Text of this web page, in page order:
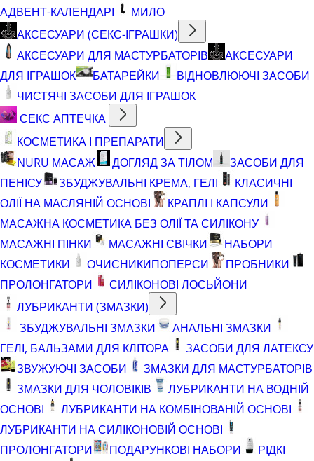
АДВЕНТ-КАЛЕНДАРІ
МИЛО
АКСЕСУАРИ (СЕКС-ІГРАШКИ)
АКСЕСУАРИ ДЛЯ МАСТУРБАТОРІВ
АКСЕСУАРИ
ДЛЯ ІГРАШОК
БАТАРЕЙКИ
ВІДНОВЛЮЮЧІ ЗАСОБИ
ЧИСТЯЧІ ЗАСОБИ ДЛЯ ІГРАШОК
СЕКС АПТЕЧКА
КОСМЕТИКА І ПРЕПАРАТИ
NURU МАСАЖ
ДОГЛЯД ЗА ТІЛОМ
ЗАСОБИ ДЛЯ
ПЕНІСУ
ЗБУДЖУВАЛЬНІ КРЕМА, ГЕЛІ
КЛАСИЧНІ
ОЛІЇ НА МАСЛЯНІЙ ОСНОВІ
КРАПЛІ І КАПСУЛИ
МАСАЖНА КОСМЕТИКА БЕЗ ОЛІЇ ТА СИЛІКОНУ
МАСАЖНІ ПІНКИ
МАСАЖНІ СВІЧКИ
НАБОРИ
КОСМЕТИКИ
ОЧИСНИКИПОПЕРСИ
ПРОБНИКИ
ПРОЛОНГАТОРИ
СИЛІКОНОВІ ЛОСЬЙОНИ
ЛУБРИКАНТИ (ЗМАЗКИ)
ЗБУДЖУВАЛЬНІ ЗМАЗКИ
АНАЛЬНІ ЗМАЗКИ
ГЕЛІ, БАЛЬЗАМИ ДЛЯ КЛІТОРА
ЗАСОБИ ДЛЯ ЛАТЕКСУ
ЗВУЖУЮЧІ ЗАСОБИ
ЗМАЗКИ ДЛЯ МАСТУРБАТОРІВ
ЗМАЗКИ ДЛЯ ЧОЛОВІКІВ
ЛУБРИКАНТИ НА ВОДНІЙ
ОСНОВІ
ЛУБРИКАНТИ НА КОМБІНОВАНІЙ ОСНОВІ
ЛУБРИКАНТИ НА СИЛІКОНОВІЙ ОСНОВІ
ПРОЛОНГАТОРИ
ПОДАРУНКОВІ НАБОРИ
РІДКІ